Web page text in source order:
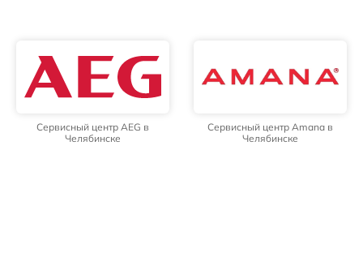
Сервисный центр AEG в
Челябинске
Сервисный центр Amana в
Челябинске